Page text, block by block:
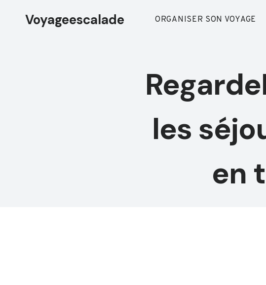
Voyageescalade ORGANISER SON VOYAGE
les
en